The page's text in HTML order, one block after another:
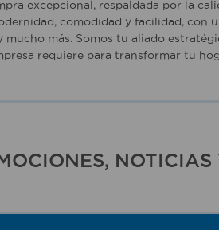
excepcional, respaldada por la
comodidad y facilidad, con
más. Somos tu aliado
requiere para transformar tu
NOTICIAS